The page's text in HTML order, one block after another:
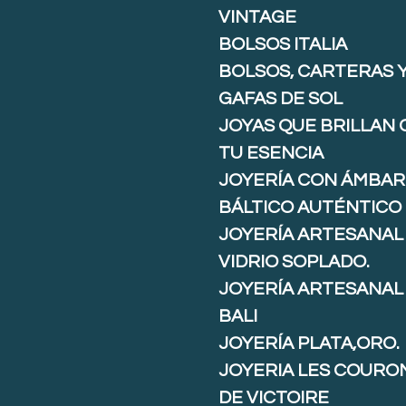
VINTAGE
BOLSOS ITALIA
BOLSOS, CARTERAS
GAFAS DE SOL
JOYAS QUE BRILLAN
TU ESENCIA
JOYERÍA CON ÁMBAR
BÁLTICO AUTÉNTICO
JOYERÍA ARTESANAL
VIDRIO SOPLADO.
JOYERÍA ARTESANAL
BALI
JOYERÍA PLATA,ORO.
JOYERIA LES
DE VICTOIRE